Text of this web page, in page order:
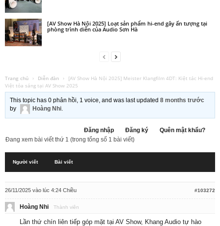
[AV Show Hà Nội 2025] Loạt sản phẩm hi-end gây ấn tượng tại
phòng trình diễn của Audio Sơn Hà
Trang chủ › Diễn đàn ›
[AV Show Hà Nội 2025] Meister Klangfilm 4DT: Kiệt tác Hi-end
Việt tỏa sáng tại AV Show 2025
This topic has 0 phản hồi, 1 voice, and was last updated8 months trước
by
Hoàng Nhi.
Đăng nhập Đăng ký
Quên mật khẩu?
Đang xem bài viết thứ 1 (trong tổng số 1 bài viết)
Người viết Bài viết
26/11/2025 vào lúc 4:24 Chiều #103272
Hoàng Nhi Thành viên
Lần thứ chín liên tiếp góp mặt tại AV Show, Khang Audio tự hào